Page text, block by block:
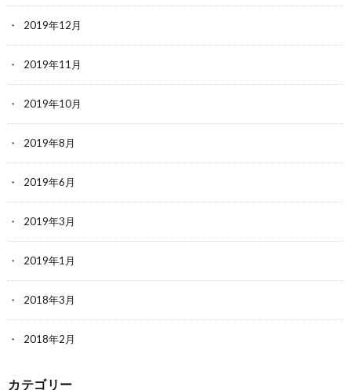
2019年12月
2019年11月
2019年10月
2019年8月
2019年6月
2019年3月
2019年1月
2018年3月
2018年2月
カテゴリー